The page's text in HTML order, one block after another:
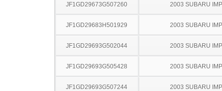
JF1GD29673G507260 2003 SUBARU
JF1GD29683H501929 2003 SUBARU
JF1GD29693G502044 2003 SUBARU
JF1GD29693G505428 2003 SUBARU
JF1GD29693G507244 2003 SUBARU